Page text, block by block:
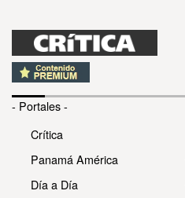
- Portales -
Crítica
Panamá América
Día a Día